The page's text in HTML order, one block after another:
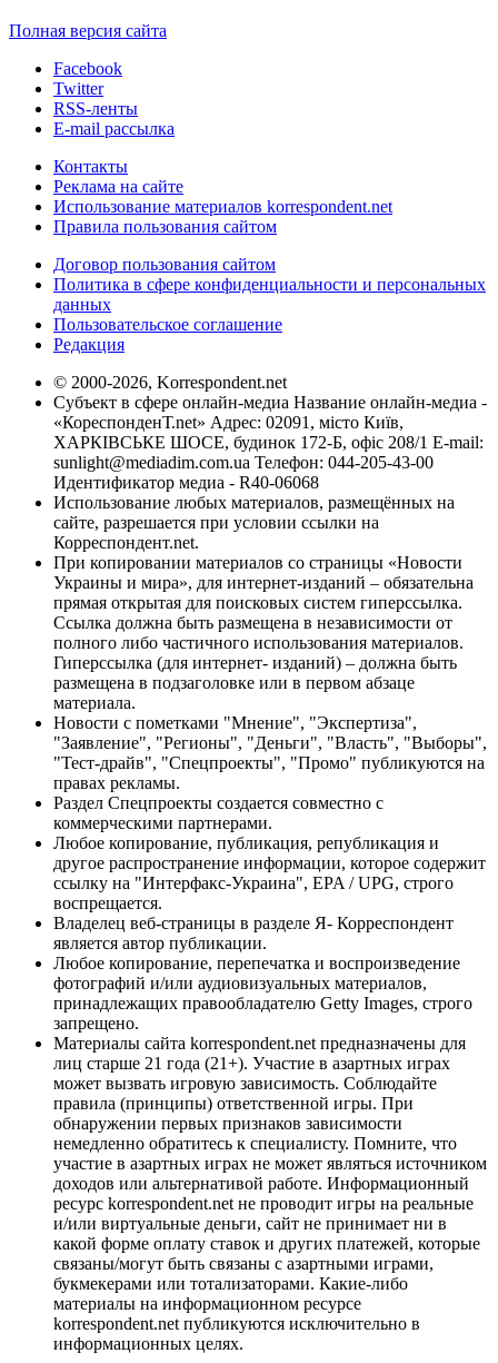
Полная версия сайта
Facebook
Twitter
RSS-ленты
E-mail рассылка
Контакты
Реклама на сайте
Использование материалов korrespondent.net
Правила пользования сайтом
Договор пользования сайтом
Политика в сфере конфиденциальности и персональных
данных
Пользовательское соглашение
Редакция
© 2000-2026, Korrespondent.net
Субъект в сфере онлайн-медиа Название онлайн-медиа -
«КореспонденТ.net» Адрес: 02091, місто Київ,
ХАРКІВСЬКЕ ШОСЕ, будинок 172-Б, офіс 208/1 E-mail:
sunlight@mediadim.com.ua Телефон: 044-205-43-00
Идентификатор медиа - R40-06068
Использование любых материалов, размещённых на
сайте, разрешается при условии ссылки на
Корреспондент.net.
При копировании материалов со страницы «Новости
Украины и мира», для интернет-изданий – обязательна
прямая открытая для поисковых систем гиперссылка.
Ссылка должна быть размещена в независимости от
полного либо частичного использования материалов.
Гиперссылка (для интернет- изданий) – должна быть
размещена в подзаголовке или в первом абзаце
материала.
Новости с пометками "Мнение", "Экспертиза",
"Заявление", "Регионы", "Деньги", "Власть", "Выборы",
"Тест-драйв", "Спецпроекты", "Промо" публикуются на
правах рекламы.
Раздел Спецпроекты создается совместно с
коммерческими партнерами.
Любое копирование, публикация, републикация и
другое распространение информации, которое содержит
ссылку на "Интерфакс-Украина", EPA / UPG, строго
воспрещается.
Владелец веб-страницы в разделе Я- Корреспондент
является автор публикации.
Любое копирование, перепечатка и воспроизведение
фотографий и/или аудиовизуальных материалов,
принадлежащих правообладателю Getty Images, строго
запрещено.
Материалы сайта korrespondent.net предназначены для
лиц старше 21 года (21+). Участие в азартных играх
может вызвать игровую зависимость. Соблюдайте
правила (принципы) ответственной игры. При
обнаружении первых признаков зависимости
немедленно обратитесь к специалисту. Помните, что
участие в азартных играх не может являться источником
доходов или альтернативой работе. Информационный
ресурс korrespondent.net не проводит игры на реальные
и/или виртуальные деньги, сайт не принимает ни в
какой форме оплату ставок и других платежей, которые
связаны/могут быть связаны с азартными играми,
букмекерами или тотализаторами. Какие-либо
материалы на информационном ресурсе
korrespondent.net публикуются исключительно в
информационных целях.